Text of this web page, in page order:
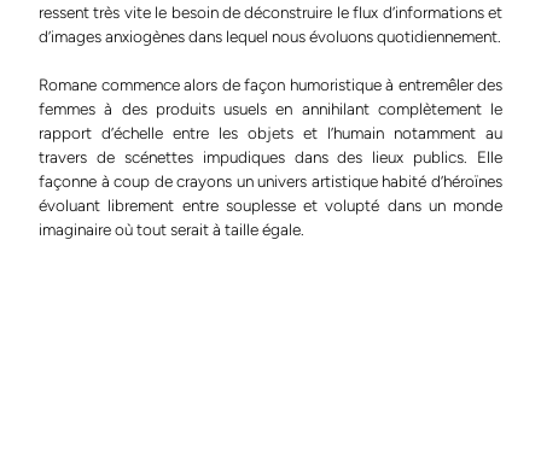
ressent très vite le besoin de déconstruire le flux d’informations et
d’images anxiogènes dans lequel nous évoluons quotidiennement.
Romane commence alors de façon humoristique à entremêler des
femmes à des produits usuels en annihilant complètement le
rapport d’échelle entre les objets et l’humain notamment au
travers de scénettes impudiques dans des lieux publics. Elle
façonne à coup de crayons un univers artistique habité d’héroïnes
évoluant librement entre souplesse et volupté dans un monde
imaginaire où tout serait à taille égale.